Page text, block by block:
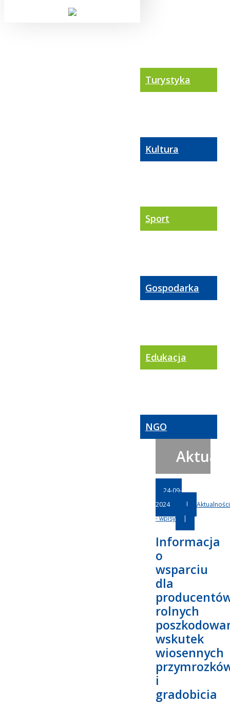
Turystyka
Kultura
Sport
Gospodarka
Edukacja
NGO
24-09-
2024
|
Aktualności
- wpisy
|
Informacja
o
wsparciu
dla
rolnych
wskutek
wiosennych
i
gradobicia